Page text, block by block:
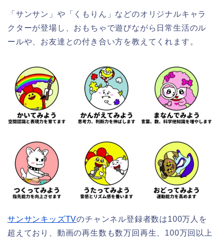
「サンサン」や「くもりん」などのオリジナルキャラ
クターが登場し、おもちゃで遊びながら日常生活のル
ールや、お友達との付き合い方を教えてくれます。
サンサンキッズTVのチャンネル登録者数は100万人を
超えており、動画の再生数も数万回再生、100万回以上